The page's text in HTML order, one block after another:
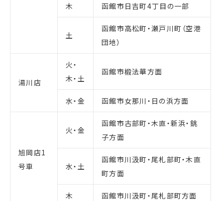
木 函館市日吉町4丁目の一部
土
函館市高松町・瀬戸川町（空港
団地）
湯川店
火・
木・土
函館市椴法華方面
水・金 函館市女那川・日の浜方面
旭岡店1
号車
火・金
函館市古部町・木直・新浜・銚
子方面
水・土
函館市川汲町・尾札部町・木直
町方面
木 函館市川汲町・尾札部町方面